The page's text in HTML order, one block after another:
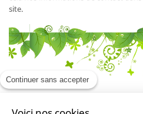
Continuer sans accepter
site.